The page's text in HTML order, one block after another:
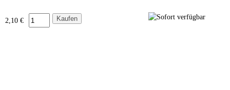
2,10 €